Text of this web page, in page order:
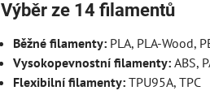
Výběr ze 14 filamentů
Běžné filamenty: PLA, PLA-Wood,
Vysokopevnostní filamenty:ABS,
Flexibilní filamenty:TPU95A, TPC